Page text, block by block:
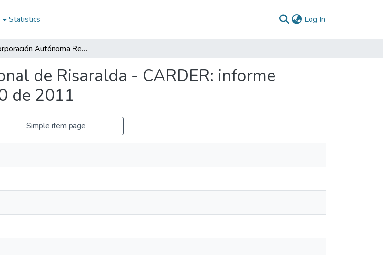
Statistics Log In
Corporación Autónoma Regional de Risaralda - CARDER: informe ejecución de gastos a junio 30 de 2011
de Risaralda - CARDER: informe
de 2011
Simple item page